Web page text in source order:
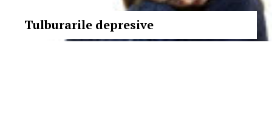
Tulburarile depresive